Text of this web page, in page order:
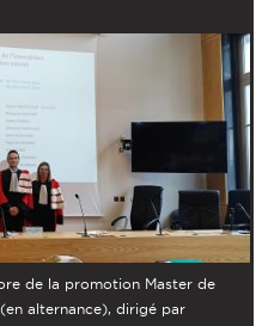
de la promotion Master de
alternance), dirigé par